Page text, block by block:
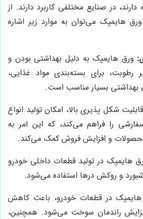
در صنایع مختلفی کاربرد دارند. از
هایمپک می‌توان به موارد زیر اشاره
ورق هایمپک به دلیل بهداشتی بودن و
رطوبت، برای بسته‌بندی مواد غذایی،
بهداشتی بسیار مناسب است.
شکل پذیری بالا، امکان تولید انواع
را فراهم می‌کند، که این امر به
و افزایش فروش کمک می‌کند.
هایمپک در تولید قطعات داخلی خودرو
و روکش درها استفاده می‌شود.
هایمپک در قطعات خودرو، باعث کاهش
راندمان سوخت می‌شود. همچنین،